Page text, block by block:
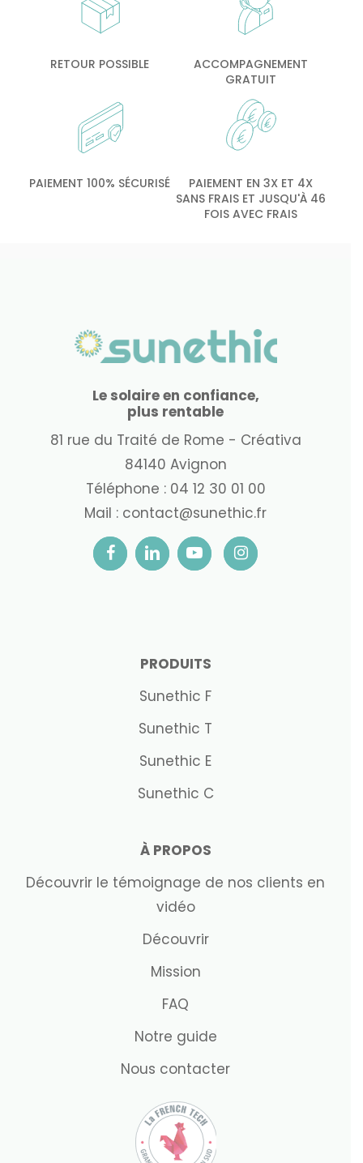
RETOUR POSSIBLE
ACCOMPAGNEMENT
GRATUIT
PAIEMENT 100% SÉCURISÉ
PAIEMENT EN 3X ET 4X
SANS FRAIS ET JUSQU'À 46
FOIS AVEC FRAIS
Le solaire en confiance,
plus rentable
81 rue du Traité de Rome - Créativa
84140 Avignon
Téléphone : 04 12 30 01 00
Mail : contact@sunethic.fr
PRODUITS
Sunethic F
Sunethic T
Sunethic E
Sunethic C
À PROPOS
Découvrir le témoignage de nos clients en
vidéo
Découvrir
Mission
FAQ
Notre guide
Nous contacter